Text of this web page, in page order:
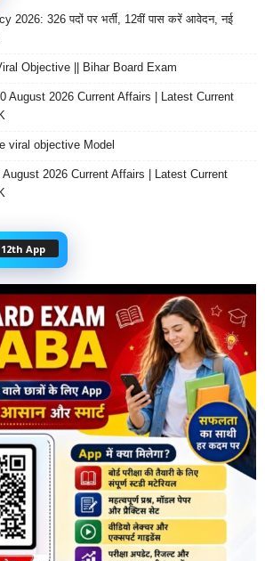
2026: 326 पदों पर भर्ती, 12वीं पास करें आवेदन, नई
Objective || Bihar Board Exam
August 2026 Current Affairs | Latest Current
viral objective Model
2026 Current Affairs | Latest Current
App